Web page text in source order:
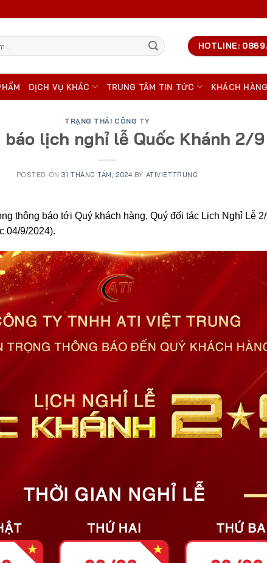
HOTLINE:
DỊCH VỤ KHÁC TRUNG TÂM TIN TỨC KHÁCH HÀNG
TRẠNG THÁI CÔNG TY
báo lịch nghỉ lễ Quốc Khánh 2/9
POSTED ON31 THÁNG TÁM, 2024 BY ATIVIETTRUNG
thông báo tới Quý khách hàng, Quý đối tác Lịch Nghỉ Lễ
04/9/2024).